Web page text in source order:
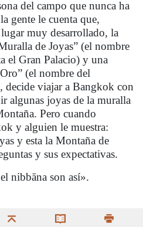
del campo que nunca ha
gente le cuenta que,
muy desarrollado, la
de Joyas” (el nombre
el Gran Palacio) y una
(el nombre del
decide viajar a Bangkok con
algunas joyas de la muralla
Pero cuando
y alguien le muestra:
y esta la Montaña de
y sus expectativas.
nibbāna son así».